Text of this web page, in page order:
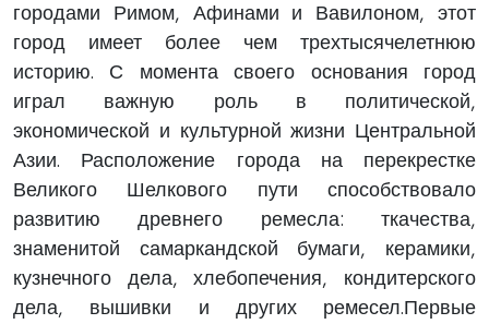
городами Римом, Афинами и Вавилоном, этот
город имеет более чем трехтысячелетнюю
историю. С момента своего основания город
играл важную роль в политической,
экономической и культурной жизни Центральной
Азии. Расположение города на перекрестке
Великого Шелкового пути способствовало
развитию древнего ремесла: ткачества,
знаменитой самаркандской бумаги, керамики,
кузнечного дела, хлебопечения, кондитерского
дела, вышивки и других ремесел.Первые